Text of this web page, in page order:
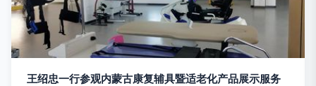
王绍忠一行参观内蒙古康复辅具暨适老化产品展示服务